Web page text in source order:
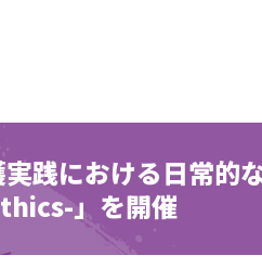
践における日常
」を開催